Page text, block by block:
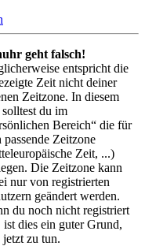
geht falsch!
entspricht die
Zeit nicht deiner
Zeitzone. In diesem
du im
Bereich“ die für
passende Zeitzone
Zeit, ...)
Die Zeitzone kann
nur von registrierten
geändert werden.
du noch nicht registriert
ist dies ein guter Grund,
jetzt zu tun.